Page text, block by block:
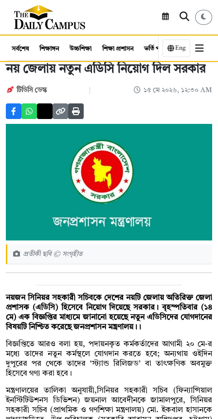
সর্বশেষ শিক্ষাঙ্গন উচ্চশিক্ষা শিক্ষা প্রশাসন ভর্তি পরীক্ষা কর্মসংস্থান
Eng
নয় জেলায় নতুন এডিসি নিয়োগ দিল সরকার
টিডিসি ডেস্ক ১৫ মে ২০২৬, ১২:৩০ AM
প্রতীকী ছবি © সংগৃহীত
নয়জন সিনিয়র সহকারী সচিবকে দেশের নয়টি জেলায় অতিরিক্ত জেলা
প্রশাসক (এডিসি) হিসেবে নিয়োগ দিয়েছে সরকার। বৃহস্পতিবার (১৪
মে) এক বিজ্ঞপ্তির মাধ্যমে জানানো হয়েছে নতুন এডিসিদের যোগদানের
বিষয়টি নিশ্চিত করেছে জনপ্রশাসন মন্ত্রণালয়।।
বিজ্ঞপ্তিতে আরও বলা হয়, পদায়নকৃত কর্মকর্তাদের আগামী ২০ মে-র
মধ্যে তাদের নতুন কর্মস্থলে যোগদান করতে হবে; অন্যথায় ওইদিন
দুপুরের পর থেকে তাদের ‘স্ট্যান্ড রিলিজড’ বা তাৎক্ষণিক অবমুক্ত
হিসেবে গণ্য করা হবে।
মন্ত্রণালয়ের তালিকা অনুযায়ী,সিনিয়র সহকারী সচিব (ফিন্যান্সিয়াল
ইনস্টিটিউশনস ডিভিশন) জয়নাল আবেদীনকে জামালপুরে, সিনিয়র
সহকারী সচিব (প্রাথমিক ও গণশিক্ষা মন্ত্রণালয়) মো. ইকবাল হাসানকে